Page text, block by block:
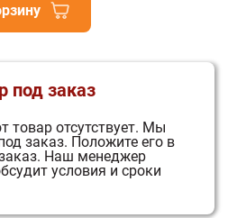
под заказ
отсутствует. Мы
заказ. Положите его в
Наш менеджер
условия и сроки